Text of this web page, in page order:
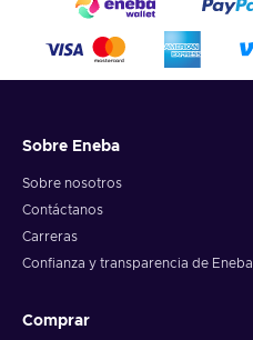
Sobre Eneba
Sobre nosotros
Contáctanos
Carreras
Confianza y transparencia de Eneba
Comprar